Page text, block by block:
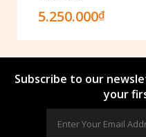
5.250.000₫
Subscribe to our
your